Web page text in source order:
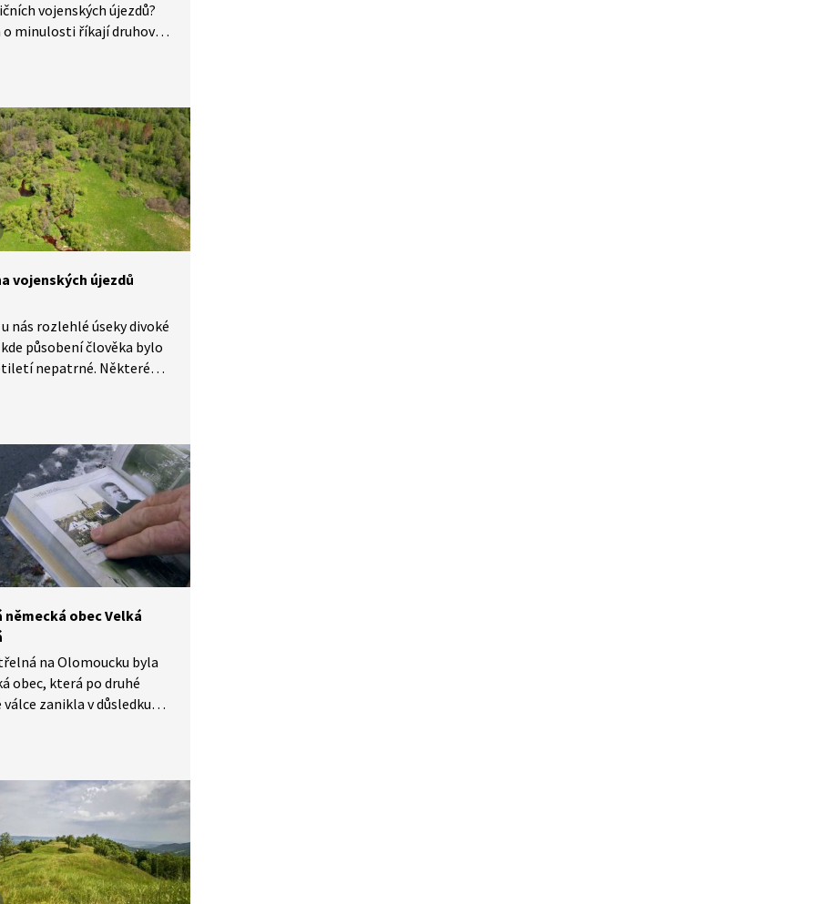
vojenských újezdů?
o minulosti říkají druhově
tajemství ukrývají
kterým se vojenské
a dopadové plochy
podobají? Vojenský
zánik mnoha
vesnic, ale stromy
prozrazují, že
vojenských újezdů
nás rozlehlé úseky divoké
působení člověka bylo
nepatrné. Některé
technikou či výbuchy
postupně vznikaly
které by jinde v krajině
čas se vyvíjet. Dnes
do některých koutů
s nespoutanou
nahlédnout i my.
německá obec Velká
na Olomoucku byla
obec, která po druhé
válce zanikla v důsledku
Po stopách zmizelé
vydáme s hercem Josefem
a místním historikem.